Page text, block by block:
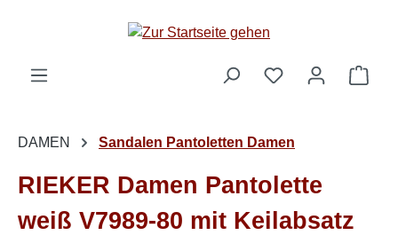
Zum Hauptinhalt springen
DAMEN Sandalen Pantoletten Damen
RIEKER Damen Pantolette
weiß V7989-80 mit Keilabsatz